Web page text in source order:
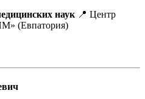
наук 📍 Центр
(Евпатория)